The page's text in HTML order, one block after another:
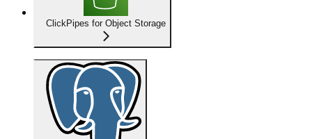
ClickPipes for Object Storage